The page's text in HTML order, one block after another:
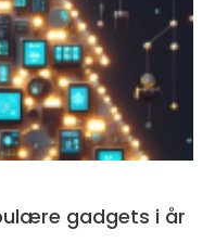
gadgets i år